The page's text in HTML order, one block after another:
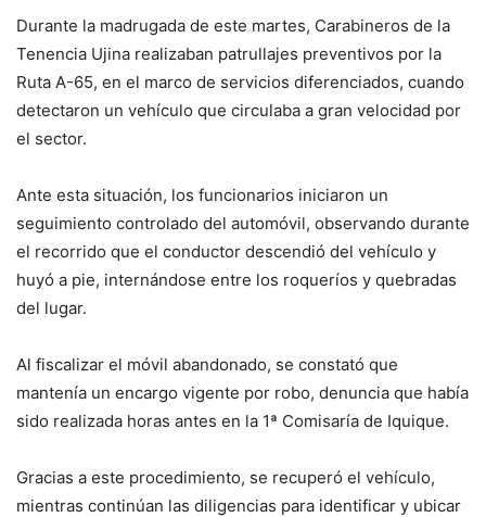
Durante la madrugada de este martes, Carabineros de la
Tenencia Ujina realizaban patrullajes preventivos por la
Ruta A-65, en el marco de servicios diferenciados, cuando
detectaron un vehículo que circulaba a gran velocidad por
el sector.
Ante esta situación, los funcionarios iniciaron un
seguimiento controlado del automóvil, observando durante
el recorrido que el conductor descendió del vehículo y
huyó a pie, internándose entre los roqueríos y quebradas
del lugar.
Al fiscalizar el móvil abandonado, se constató que
mantenía un encargo vigente por robo, denuncia que había
sido realizada horas antes en la 1ª Comisaría de Iquique.
Gracias a este procedimiento, se recuperó el vehículo,
mientras continúan las diligencias para identificar y ubicar